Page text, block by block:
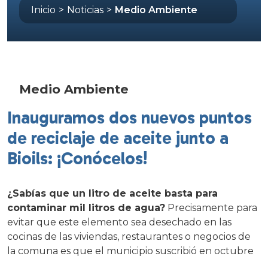
Inicio > Noticias > Medio Ambiente
Medio Ambiente
Inauguramos dos nuevos puntos
de reciclaje de aceite junto a
Bioils: ¡Conócelos!
¿Sabías que un litro de aceite basta para
contaminar mil litros de agua? Precisamente para
evitar que este elemento sea desechado en las
cocinas de las viviendas, restaurantes o negocios de
la comuna es que el municipio suscribió en octubre